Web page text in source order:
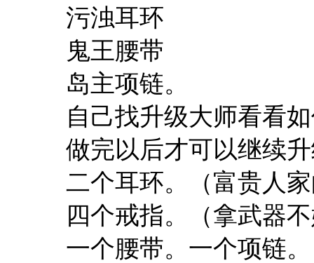
污浊耳环
鬼王腰带
岛主项链。
自己找升级大师看看
做完以后才可以继续
二个耳环。（富贵人
四个戒指。（拿武器
一个腰带。一个项链。